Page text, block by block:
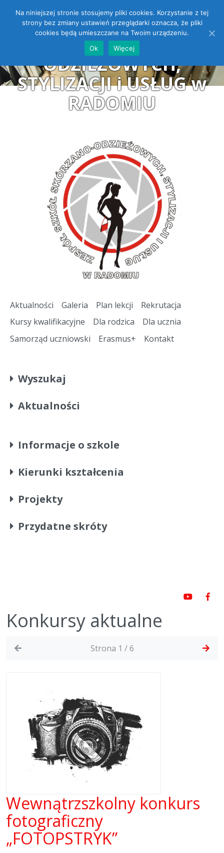
Open toolbar
ZESPÓŁ SZKÓŁ
SKÓRZANO-
ODZIEŻOWYCH,
STYLIZACJI i USŁUG w
RADOMIU
Aktualności Galeria Plan lekcji
Rekrutacja
Kursy kwalifikacyjne
Dla rodzica
Dla ucznia
Samorząd uczniowski
Erasmus+ Kontakt
Wyszukaj
Aktualności
Informacje o szkole
Kierunki kształcenia
Projekty
Przydatne skróty
Konkursy aktualne
Strona 1 / 6
Wewnątrzszkolny konkurs
fotograficzny
„FOTOPSTRYK”
Na niniejszej stronie stosujemy pliki cookies. Korzystanie z tej
strony bez zmiany ustawień przeglądarki oznacza, że pliki
cookies będą umieszczane na Twoim urządzeniu.
Ok
Więcej